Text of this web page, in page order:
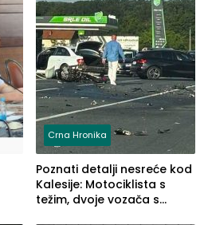
Crna Hronika
Poznati detalji nesreće kod
Kalesije: Motociklista s
težim, dvoje vozača s